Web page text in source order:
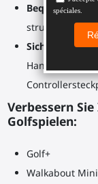
Bequem und
strukturierten,
Sicherer
Verbessern
Golfspielen:
Golf+
Walkabout Mini